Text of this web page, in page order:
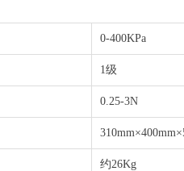
0-400KPa
1级
0.25-3N
约26Kg